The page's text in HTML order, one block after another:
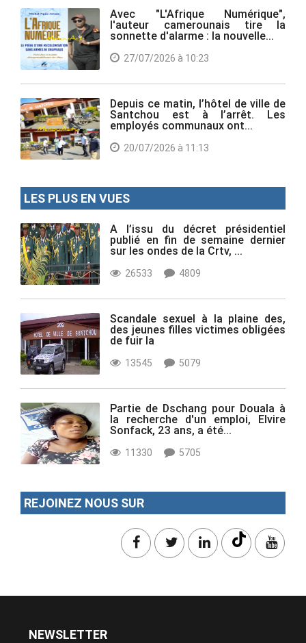
Avec "L'Afrique Numérique",
l'auteur camerounais tire la
sonnette d'alarme : la nouvelle...
27/07/2026 à 10:23
Depuis ce matin, l’hôtel de ville de
Santchou est à l’arrêt. Les
employés communaux ont...
20/07/2026 à 11:13
LES PLUS EN VUES
A l’issu du décret présidentiel
publié en fin de semaine dernier
sur les ondes de la Crtv, ...
26533 4809
Scandale sexuel à la plaine des,
des jeunes filles victimes obligées
de fuir la
13545 5079
Partie de Dschang pour Douala à
la recherche d'un emploi, Elvire
Sonfack, 23 ans, a été...
11330 5705
REJOINEZ NOUS SUR
NEWSLETTER